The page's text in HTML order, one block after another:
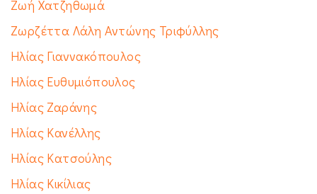
Ζωή Χατζηθωμά
Ζωρζέττα Λάλη Αντώνης Τριφύλλης
Ηλίας Γιαννακόπουλος
Ηλίας Ευθυμιόπουλος
Ηλίας Ζαράνης
Ηλίας Κανέλλης
Ηλίας Κατσούλης
Ηλίας Κικίλιας